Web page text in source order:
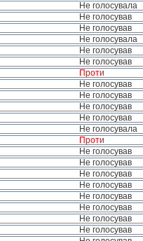
Не голосувала
Не голосував
Не голосував
Не голосувала
Не голосував
Не голосував
Проти
Не голосував
Не голосував
Не голосував
Не голосував
Не голосувала
Проти
Не голосував
Не голосував
Не голосував
Не голосував
Не голосував
Не голосував
Не голосував
Не голосував